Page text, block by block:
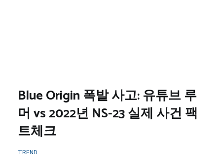
Blue Origin 폭발 사고: 유튜브 루
머 vs 2022년 NS-23 실제 사건 팩
트체크
TREND